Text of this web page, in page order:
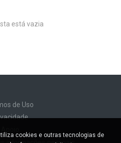
está vazia
de Uso
cookies e outras tecnologias de